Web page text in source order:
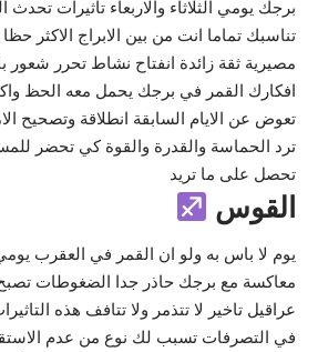
برجك يومي الثلاثاء والاربعاء تاثيرات تحدث
تناسبك تماما انت من بين الابراج الاكثر
مصيرية ثقة زائدة انفتاح نشاط تحرر شعور
افكارك القمر في برجك يحمل معه الحظ
تعوض عن الايام السابقة انطلاقة وتصحيح
ترد الحماسة والقدرة والقوة كي تحضر
تحصل على ما تريد
القوس
يوم لا باس به ولو ان القمر في العقرب يومي
معاكسة مع برجك حاذر جدا الضغوطات
عراقيل تاخير لا تتذمر ولا تتافف هذه
في التصرفات تسبب لك نوع من عدم